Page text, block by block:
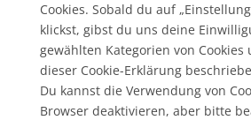
Cookies. Sobald du auf
klickst, gibst du uns deine
gewählten Kategorien von Cookies
dieser Cookie-Erklärung
Du kannst die Verwendung von
Browser deaktivieren, aber bitte